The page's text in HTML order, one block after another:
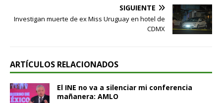
SIGUIENTE
Investigan muerte de ex Miss Uruguay en hotel de
CDMX
ARTÍCULOS RELACIONADOS
El INE no va a silenciar mi conferencia
mañanera: AMLO